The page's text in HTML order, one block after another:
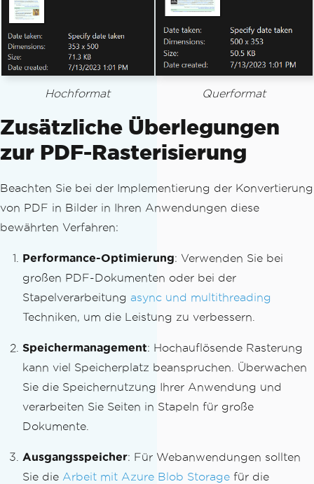
Hochformat Querformat
Zusätzliche Überlegungen
zur PDF-Rasterisierung
Beachten Sie bei der Implementierung der Konvertierung
von PDF in Bilder in Ihren Anwendungen diese
bewährten Verfahren:
Performance-Optimierung: Verwenden Sie bei
großen PDF-Dokumenten oder bei der
Stapelverarbeitung async und multithreading
Techniken, um die Leistung zu verbessern.
Speichermanagement: Hochauflösende Rasterung
kann viel Speicherplatz beanspruchen. Überwachen
Sie die Speichernutzung Ihrer Anwendung und
verarbeiten Sie Seiten in Stapeln für große
Dokumente.
Ausgangsspeicher: Für Webanwendungen sollten
Sie die Arbeit mit Azure Blob Storage für die